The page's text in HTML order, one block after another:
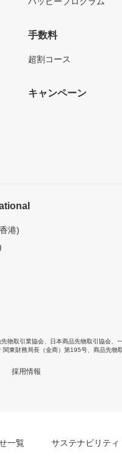
手数料
超割コース
キャンペーン
港)
物取引業協会 日本商品先物取引協会
東財務局長（金商）第195号、商品先物
採用情報
一覧 サステナビリティ